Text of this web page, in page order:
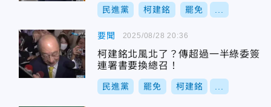
民進黨 柯建銘 罷免
要聞
柯建銘北風北了？傳超過一半綠委簽
連署書要換總召！
民進黨 罷免 柯建銘
2025/08/28 20:36